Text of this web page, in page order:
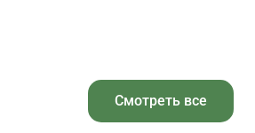
Смотреть все